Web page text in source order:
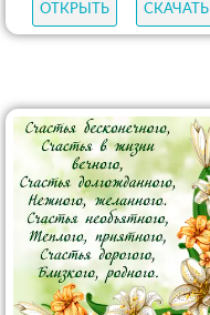
ОТКРЫТЬ СКАЧАТЬ